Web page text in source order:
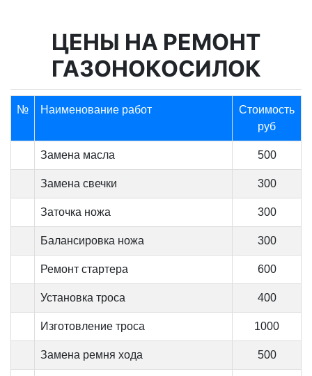
ЦЕНЫ НА РЕМОНТ
ГАЗОНОКОСИЛОК
№ Наименование работ
Стоимость
руб
Замена масла 500
Замена свечки 300
Заточка ножа 300
Балансировка ножа 300
Ремонт стартера 600
Установка троса 400
Изготовление троса 1000
Замена ремня хода 500